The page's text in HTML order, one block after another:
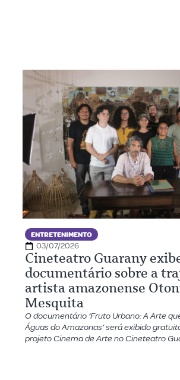
ENTRETENIMENTO
03/07/2026
Cineteatro Guarany
documentário sobre a
artista amazonense
Mesquita
O documentário ‘Fruto Urbano: A Arte
Águas do Amazonas’ será exibido
projeto Cinema de Arte no Cineteatro